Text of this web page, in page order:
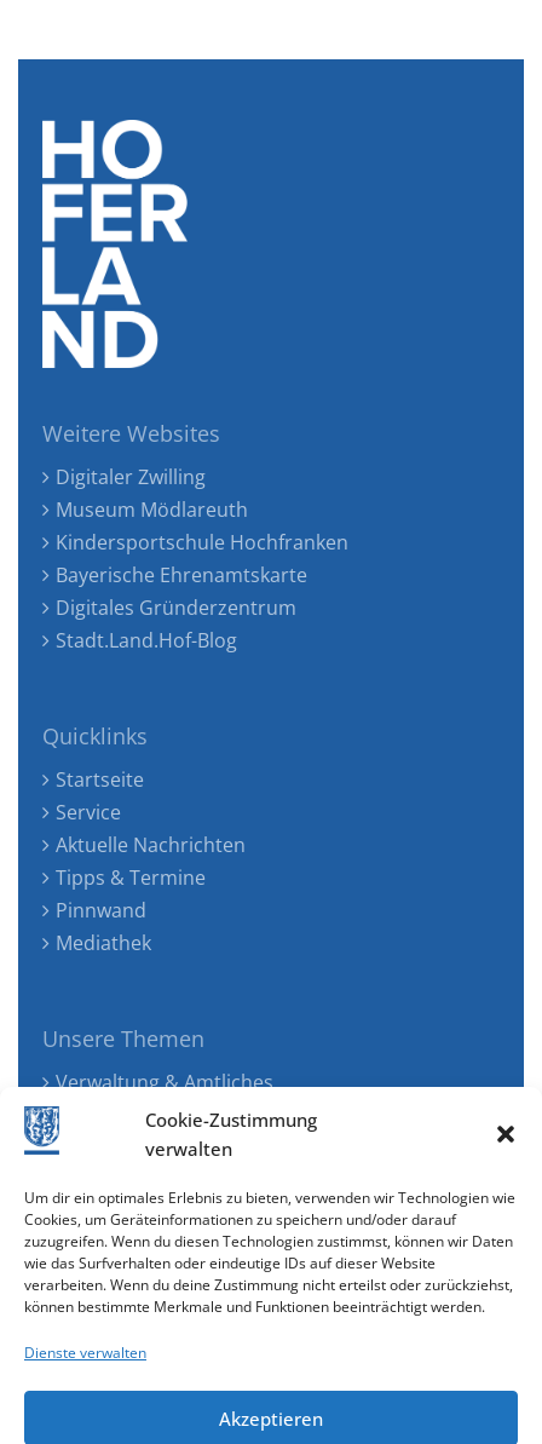
Cookie-Zustimmung
verwalten
Um dir ein optimales Erlebnis zu bieten, verwenden wir Technologien wie
Cookies, um Geräteinformationen zu speichern und/oder darauf
zuzugreifen. Wenn du diesen Technologien zustimmst, können wir Daten
wie das Surfverhalten oder eindeutige IDs auf dieser Website
verarbeiten. Wenn du deine Zustimmung nicht erteilst oder zurückziehst,
können bestimmte Merkmale und Funktionen beeinträchtigt werden.
Dienste verwalten
Akzeptieren
Weitere Websites
Digitaler Zwilling
Museum Mödlareuth
Kindersportschule Hochfranken
Bayerische Ehrenamtskarte
Digitales Gründerzentrum
Stadt.Land.Hof-Blog
Quicklinks
Startseite
Service
Aktuelle Nachrichten
Tipps & Termine
Pinnwand
Mediathek
Unsere Themen
Verwaltung & Amtliches
Jugend, Familie & Gesundheit
Tourismus, Freizeit & Ökologie
Wirtschaft & Verkehr
Senioren & Inklusion